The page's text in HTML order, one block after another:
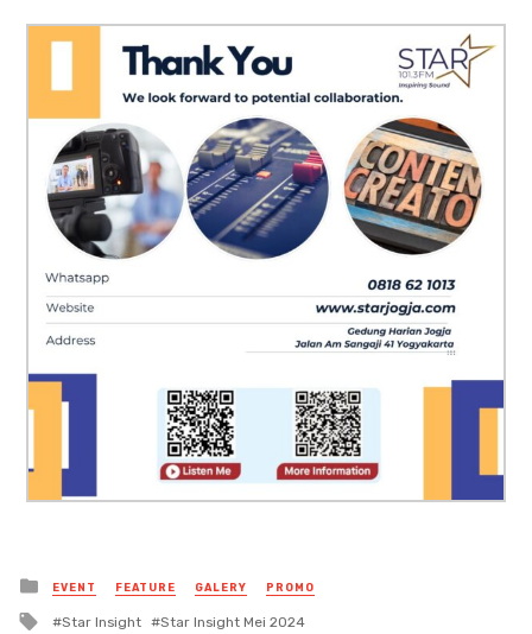
Posted
in
EVENT FEATURE GALERY PROMO
Tagged
Star Insight Star Insight Mei 2024